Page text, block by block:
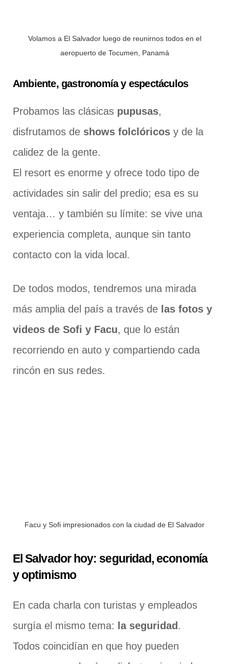
Volamos a El Salvador luego de reunirnos todos en el
aeropuerto de Tocumen, Panamá
Ambiente, gastronomía y espectáculos
Probamos las clásicas pupusas,
disfrutamos de shows folclóricos y de la
calidez de la gente.
El resort es enorme y ofrece todo tipo de
actividades sin salir del predio; esa es su
ventaja… y también su límite: se vive una
experiencia completa, aunque sin tanto
contacto con la vida local.
De todos modos, tendremos una mirada
más amplia del país a través de las fotos y
videos de Sofi y Facu, que lo están
recorriendo en auto y compartiendo cada
rincón en sus redes.
Facu y Sofi impresionados con la ciudad de El Salvador
El Salvador hoy: seguridad, economía
y optimismo
En cada charla con turistas y empleados
surgía el mismo tema:
la seguridad .
Todos coincidían en que hoy pueden